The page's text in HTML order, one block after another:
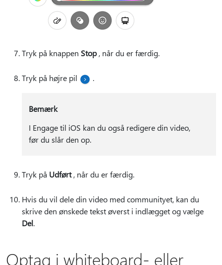
Tryk på knappen Stop, når du er færdig.
Tryk på højre pil .
Bemærk
I Engage til iOS kan du også redigere din video,
før du slår den op.
Tryk på Udført, når du er færdig.
Hvis du vil dele din video med communityet, kan du
skrive den ønskede tekst øverst i indlægget og vælge
Del.
Optag i whiteboard- eller